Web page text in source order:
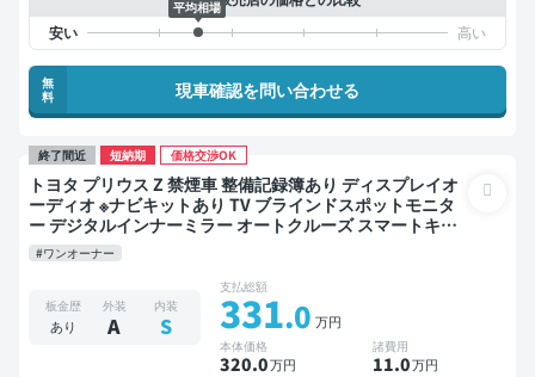
平均相場
無
料
現車確認を問い合わせる
終了間近 短納期 価格交渉OK
トヨタ プリウス Z 禁煙車 整備記録簿あり ディスプレイオ
ーディオ ※ナビキットあり TV ブラインドスポットモニタ
ー デジタルインナーミラー オートクルーズ スマートキー
ETC 電動バックドア バックモニター 全方位カメラ ドライ
ブレコーダー 衝突軽減
#ワンオーナー
板金歴
あり
外装
A
内装
S
支払総額
331.0 万円
本体価格
320.0万円
諸費用
11.0万円